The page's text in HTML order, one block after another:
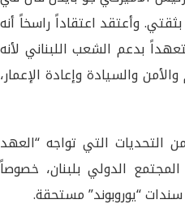
وأعتقد اعتقاداً راسخاً أنه
بدعم الشعب اللبناني لأنه
والسيادة وإعادة الإعمار،
التحديات التي تواجه “العهد
الدولي بلبنان، خصوصاً